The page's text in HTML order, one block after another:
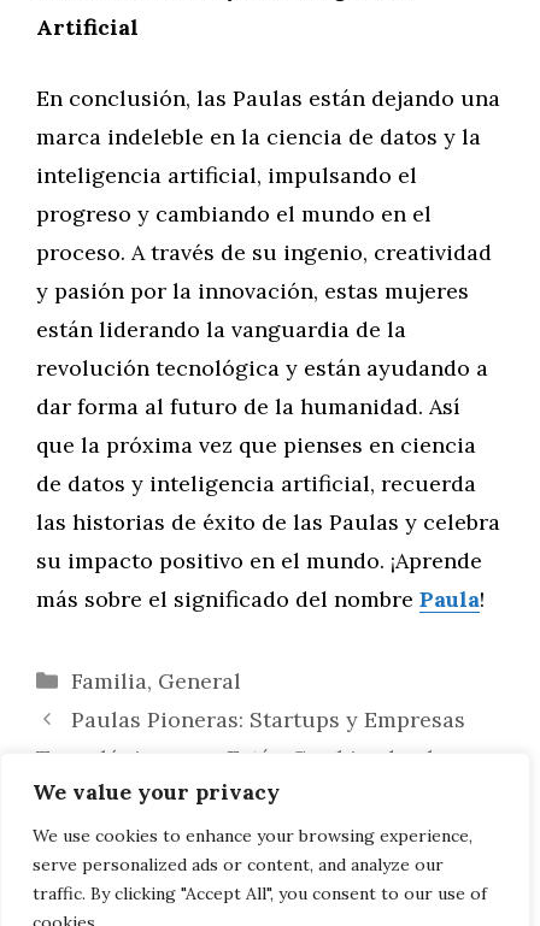
We value your privacy
We use cookies to enhance your browsing experience,
serve personalized ads or content, and analyze our
traffic. By clicking "Accept All", you consent to our use of
Artificial
En conclusión, las Paulas están dejando una
marca indeleble en la ciencia de datos y la
inteligencia artificial, impulsando el
progreso y cambiando el mundo en el
proceso. A través de su ingenio, creatividad
y pasión por la innovación, estas mujeres
están liderando la vanguardia de la
revolución tecnológica y están ayudando a
dar forma al futuro de la humanidad. Así
que la próxima vez que pienses en ciencia
de datos y inteligencia artificial, recuerda
las historias de éxito de las Paulas y celebra
su impacto positivo en el mundo. ¡Aprende
más sobre el significado del nombre Paula!
Categorías
Familia, General
Paulas Pioneras: Startups y Empresas
Tecnológicas que Están Cambiando el
Mundo
Trabalenguas y su Impacto en la Cultura
Popular: Ejemplos en Música y Televisión